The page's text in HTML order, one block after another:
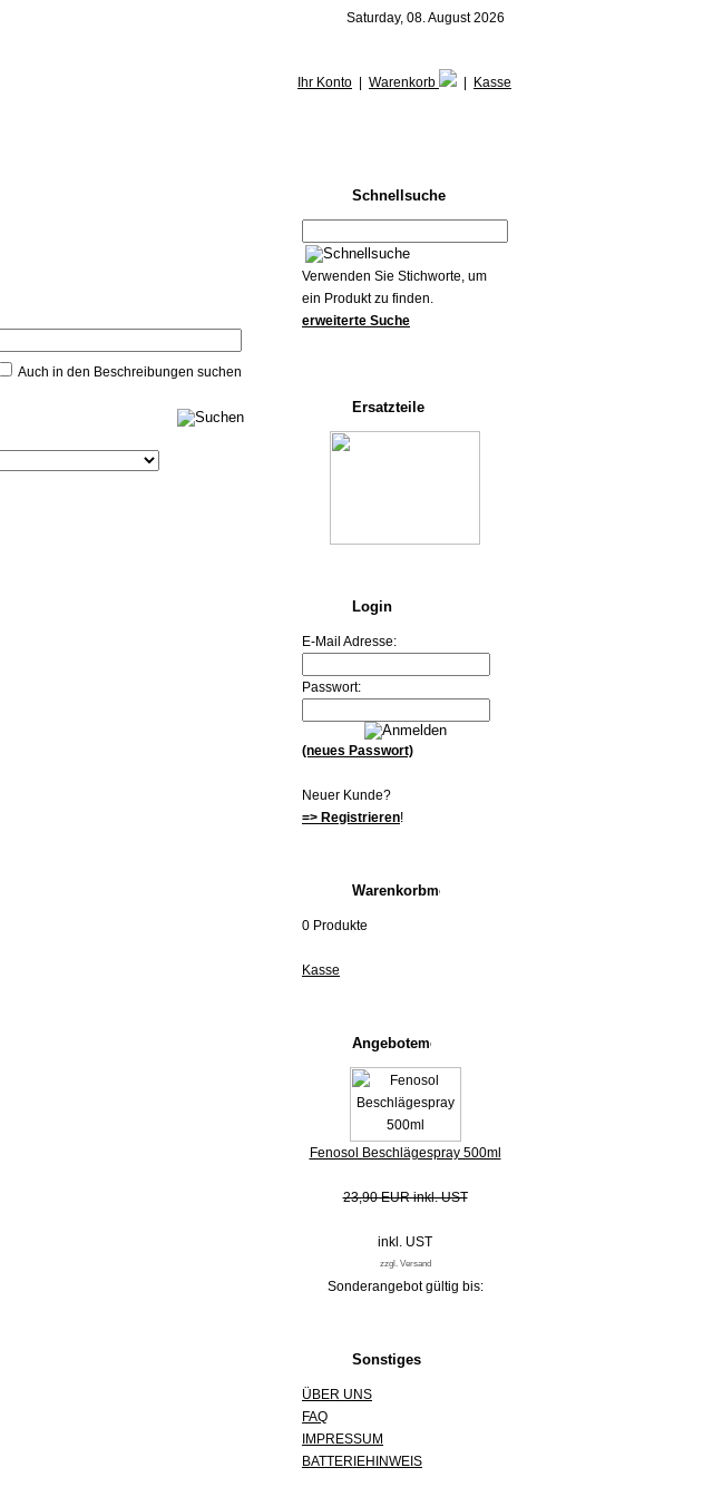
Saturday, 08. August 2026
Ihr Konto Warenkorb Kasse
Auch in den Beschreibungen suchen
Schnellsuche
Verwenden Sie Stichworte, um
ein Produkt zu finden.
erweiterte Suche
Ersatzteile
Login
E-Mail Adresse:
Passwort:
(neues Passwort)
Neuer Kunde?
=> Registrieren!
Warenkorb
0 Produkte
Kasse
Angebote
Fenosol Beschlägespray 500ml
23,90 EUR inkl. UST
inkl. UST
zzgl. Versand
Sonderangebot gültig bis:
Sonstiges
ÜBER UNS
FAQ
IMPRESSUM
BATTERIEHINWEIS